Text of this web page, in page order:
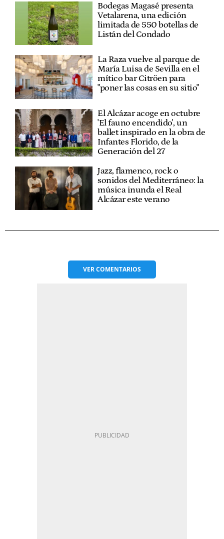
Bodegas Magasé presenta
Vetalarena, una edición
limitada de 550 botellas de
Listán del Condado
La Raza vuelve al parque de
María Luisa de Sevilla en el
mítico bar Citröen para
"poner las cosas en su sitio"
El Alcázar acoge en octubre
'El fauno encendido', un
ballet inspirado en la obra de
Infantes Florido, de la
Generación del 27
Jazz, flamenco, rock o
sonidos del Mediterráneo: la
música inunda el Real
Alcázar este verano
VERCOMENTARIOS